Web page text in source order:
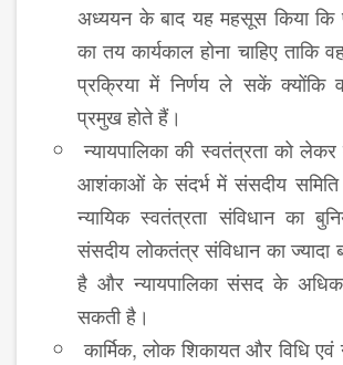
अध्ययन के बाद यह महसूस किया कि
का तय कार्यकाल होना चाहिए ताकि
प्रक्रिया में निर्णय ले सकें
प्रमुख होते हैं।
न्यायपालिका की स्वतंत्रता को
आशंकाओं के संदर्भ में संसदीय समिति
न्यायिक स्वतंत्रता संविधान का
संसदीय लोकतंत्र संविधान का ज्यादा
है और न्यायपालिका संसद के
सकती है।
कार्मिक, लोक शिकायत और विधि